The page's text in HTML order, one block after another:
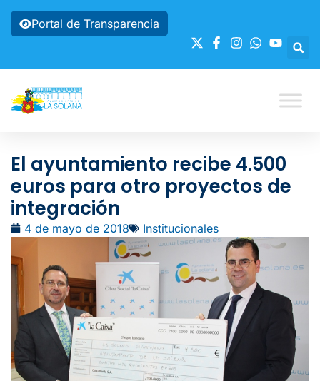
Portal de Transparencia
El ayuntamiento recibe 4.500
euros para otro proyectos de
integración
4 de mayo de 2018 Institucionales